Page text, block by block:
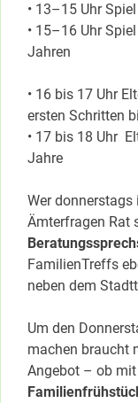
• 13–15 Uhr
• 15–16 Uhr
Jahren
• 16 bis 17 Uhr
ersten Schritten
• 17 bis 18 Uhr
Jahre
Wer donnerstags
Ämterfragen Rat
FamilienTreffs
neben dem
Um den
machen braucht
Angebot – ob